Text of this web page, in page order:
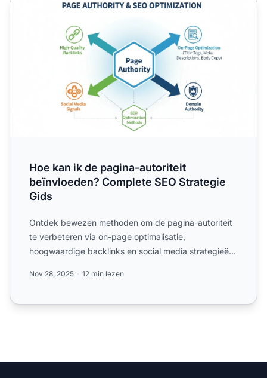
Hoe kan ik de pagina-autoriteit
beïnvloeden? Complete SEO Strategie
Gids
Ontdek bewezen methoden om de pagina-autoriteit
te verbeteren via on-page optimalisatie,
hoogwaardige backlinks en social media strategieën.
Nov 28, 2025 12 min lezen